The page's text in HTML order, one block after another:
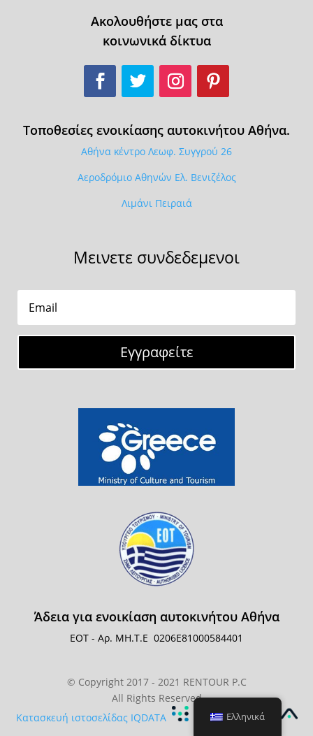
Ακολουθήστε μας στα
κοινωνικά δίκτυα
Τοποθεσίες ενοικίασης αυτοκινήτου Αθήνα.
Αθήνα κέντρο Λεωφ. Συγγρού 26
Αεροδρόμιο Αθηνών Ελ. Βενιζέλος
Λιμάνι Πειραιά
Μεινετε συνδεδεμενοι
Εγγραφείτε
Άδεια για ενοικίαση αυτοκινήτου Αθήνα
ΕΟΤ - Αρ. ΜΗ.Τ.Ε 0206Ε81000584401
© Copyright 2017 - 2021 RENTOUR P.C
All Rights Reserved
Κατασκευή ιστοσελίδας IQDATA
Ελληνικά